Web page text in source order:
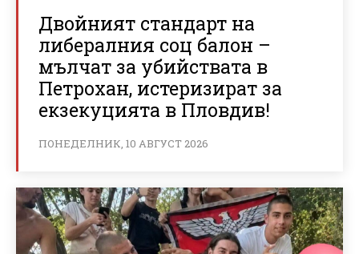
Двойният стандарт на
либералния соц балон –
мълчат за убийствата в
Петрохан, истеризират за
екзекуцията в Пловдив!
ПОНЕДЕЛНИК, 10 АВГУСТ 2026